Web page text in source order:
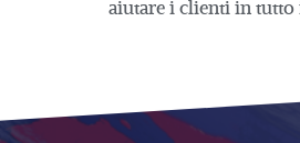
aiutare i clienti in